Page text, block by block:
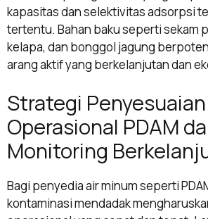
kapasitas dan selektivitas adsorpsi
tertentu. Bahan baku seperti sekam
kelapa, dan bonggol jagung
arang aktif yang berkelanjutan dan
Strategi Penyesuaian
Operasional PDAM
Monitoring
Bagi penyedia air minum seperti
kontaminasi mendadak